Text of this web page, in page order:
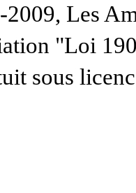
Les
"Loi
sous